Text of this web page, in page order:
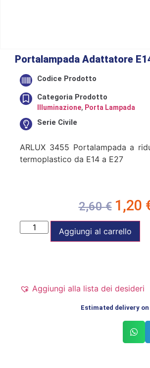
Portalampada Adattatore
Codice Prodotto
Categoria Prodotto
Illuminazione, Porta Lampada
Serie Civile
ARLUX 3455 Portalampada a
termoplastico da E14 a E27
2,60€ 1,20
Aggiungi al carrello
Aggiungi alla lista dei desideri
Estimated delivery on